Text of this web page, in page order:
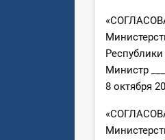
Министр
8 октября